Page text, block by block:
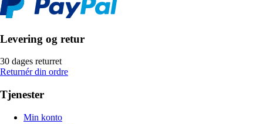
Levering og retur
30 dages returret
Returnér din ordre
Tjenester
Min konto